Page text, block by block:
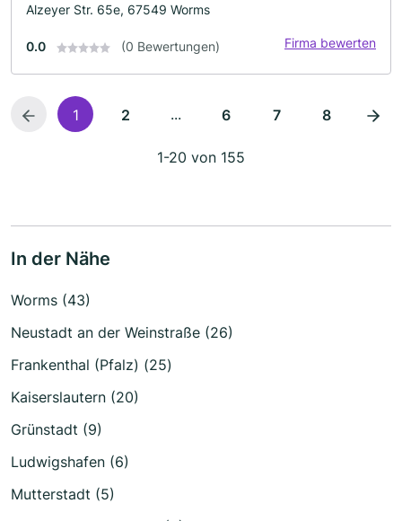
Alzeyer Str. 65e, 67549 Worms
0.0 (0 Bewertungen) Firma bewerten
1 2 ... 6 7 8
1-20 von 155
In der Nähe
Worms (43)
Neustadt an der Weinstraße (26)
Frankenthal (Pfalz) (25)
Kaiserslautern (20)
Grünstadt (9)
Ludwigshafen (6)
Mutterstadt (5)